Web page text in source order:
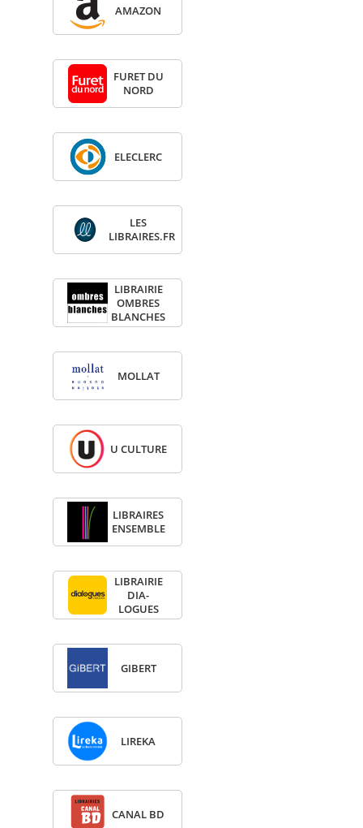
AMA­ZON
FURET DU
NORD
ELE­CLERC
LES
LIBRAIRES.FR
LIBRAI­RIE
OMBRES
BLANCHES
MOL­LAT
U CULTURE
LIBRAIRES
ENSEMBLE
LIBRAI­RIE
DIA­
LOGUES
GIBERT
LIREKA
CANAL BD